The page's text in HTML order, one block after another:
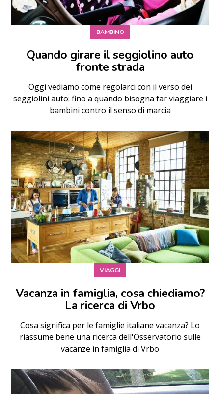
BAMBINO
Quando girare il seggiolino auto
fronte strada
Oggi vediamo come regolarci con il verso dei
seggiolini auto: fino a quando bisogna far viaggiare i
bambini contro il senso di marcia
VIAGGI
Vacanza in famiglia, cosa chiediamo?
La ricerca di Vrbo
Cosa significa per le famiglie italiane vacanza? Lo
riassume bene una ricerca dell'Osservatorio sulle
vacanze in famiglia di Vrbo